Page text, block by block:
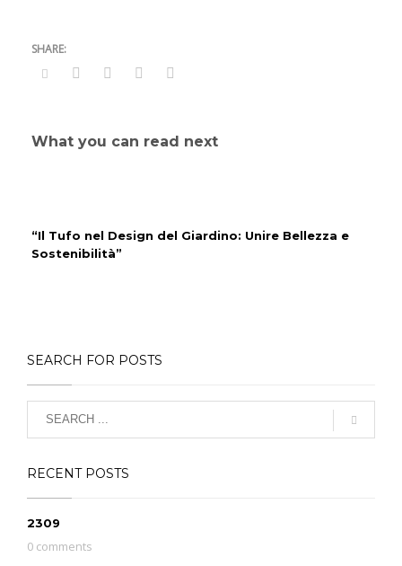
What you can read next
“Il Tufo nel Design del Giardino: Unire Bellezza e
Sostenibilità”
SEARCH FOR POSTS
RECENT POSTS
2309
0 comments